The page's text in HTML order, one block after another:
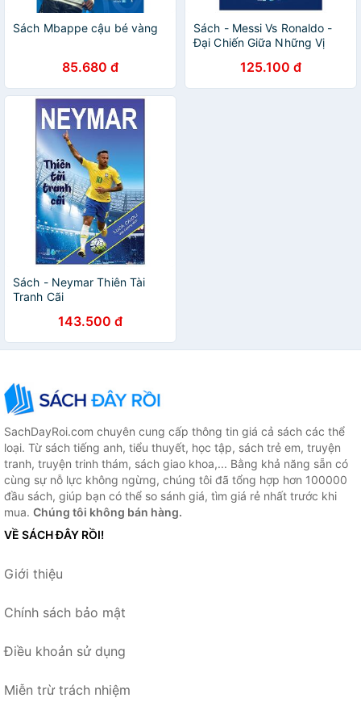
Sách Mbappe cậu bé vàng
85.680 đ
Sách - Messi Vs Ronaldo -
Đại Chiến Giữa Những Vị
125.100 đ
Sách - Neymar Thiên Tài
Tranh Cãi
143.500 đ
SachDayRoi.com chuyên cung cấp thông tin giá cả sách các thể
loại. Từ sách tiếng anh, tiểu thuyết, học tập, sách trẻ em, truyện
tranh, truyện trinh thám, sách giao khoa,... Bằng khả năng sẵn có
cùng sự nỗ lực không ngừng, chúng tôi đã tổng hợp hơn 100000
đầu sách, giúp bạn có thể so sánh giá, tìm giá rẻ nhất trước khi
mua. Chúng tôi không bán hàng.
VỀ SÁCH ĐÂY RỒI!
Giới thiệu
Chính sách bảo mật
Điều khoản sử dụng
Miễn trừ trách nhiệm